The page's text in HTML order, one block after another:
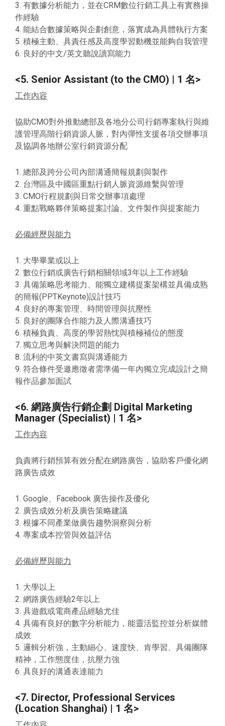
3. 有數據分析能力，並在CRM數位行銷工具上有實務操
作經驗
4. 能結合數據策略與企劃創意，落實成為具體執行方案
5. 積極主動、具責任感及高度學習動機並能夠自我管理
6. 良好的中文/英文聽說讀寫能力
<5. Senior Assistant (to the CMO) | 1 名>
工作內容
協助CMO對外推動總部及各地分公司行銷專案執行與維
護管理高階行銷資源人脈，對內彈性支援各項交辦事項
及協調各地辦公室行銷資源分配
1. 總部及跨分公司內部溝通簡報規劃與製作
2. 台灣區及中國區重點行銷人脈資源維繫與管理
3. CMO行程規劃與日常交辦事項處理
4. 重點戰略夥伴策略提案討論、文件製作與提案能力
必備經歷與能力
1. 大學畢業或以上
2. 數位行銷或廣告行銷相關領域3年以上工作經驗
3. 具備策略思考能力、能獨立建構提案架構並具備成熟
的簡報(PPTKeynote)設計技巧
4. 良好的專案管理、時間管理與抗壓性
5. 良好的團隊合作能力及人際溝通技巧
6. 積極負責、高度的學習熱忱與積極補位的態度
7. 獨立思考與解決問題的能力
8. 流利的中英文書寫與溝通能力
9. 符合條件受邀應徵者需準備一年內獨立完成設計之簡
報作品參加面試
<6. 網路廣告行銷企劃 Digital Marketing
Manager (Specialist) | 1 名>
工作內容
負責將行銷預算有效分配在網路廣告，協助客戶優化網
路廣告成效
1. Google、Facebook 廣告操作及優化
2. 廣告成效分析及廣告策略建議
3. 根據不同產業做廣告趨勢洞察與分析
4. 專案成本控管與效益評估
必備經歷與能力
1. 大學以上
2. 網路廣告經驗2年以上
3. 具遊戲或電商產品經驗尤佳
4. 具備有良好的數字分析能力，能靈活監控並分析媒體
成效
5. 邏輯分析強，主動細心、速度快、肯學習、具備團隊
精神，工作態度佳，抗壓力強
6. 具良好的溝通表達能力
<7. Director, Professional Services
(Location Shanghai) | 1 名>